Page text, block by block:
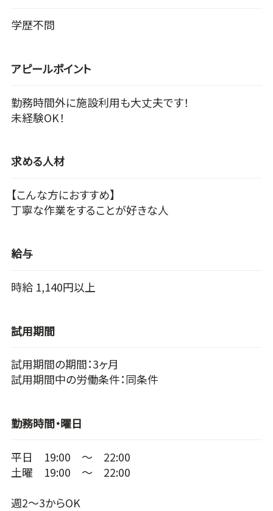
学歴不問
アピールポイント
勤務時間外に施設利用も大丈夫です！
未経験OK！
求める人材
【こんな方におすすめ】
丁寧な作業をすることが好きな人
給与
時給 1,140円以上
試用期間
試用期間の期間：3ヶ月
試用期間中の労働条件：同条件
勤務時間・曜日
平日 19:00 ～ 22:00
土曜 19:00 ～ 22:00
週2～3からOK